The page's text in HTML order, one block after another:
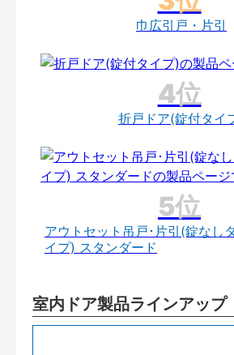
巾広引戸・片引
折戸ドア(錠付タイ
アウトセット吊戸･片引(錠なし
イプ) スタンダード
室内ドア製品ラインアップ